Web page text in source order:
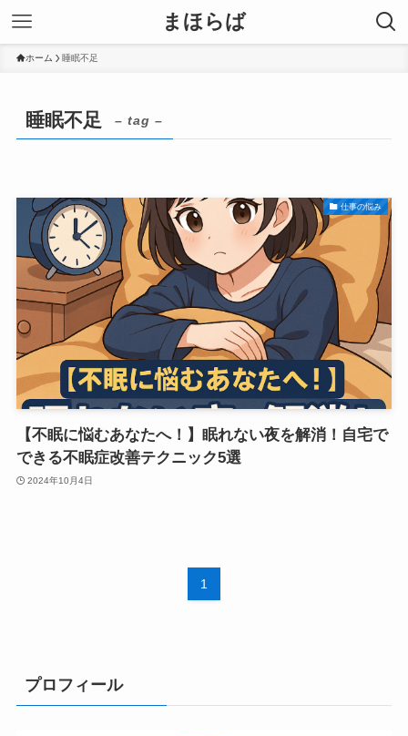
まほらば
ホーム 睡眠不足
睡眠不足 – tag –
仕事の悩み
【不眠に悩むあなたへ！】眠れない夜を解消！自宅で
できる不眠症改善テクニック5選
2024年10月4日
1
プロフィール